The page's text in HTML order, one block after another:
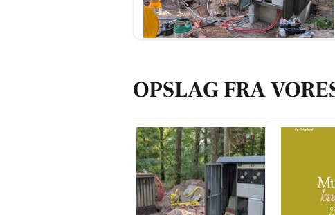
skiftet transformatorstation
OPSLAG FRA